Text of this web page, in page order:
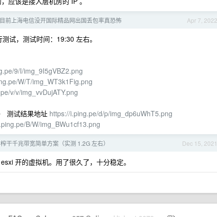
Apr 7, 2022
目前上海电信没开国际精品网出国丢包率真恐怖
试，测试时间：19:30 左右。
9/I/img_9I5gVBZ2.png
W/T/img_WT3k1Fig.png
v/v/img_vvDujATY.png
测试结果地址 https://i.ping.pe/d/p/img_dp6uWhT5.png
B/W/img_BWu1cf13.png
Dec 15, 2021
干千兆带宽简单方案（实测 1.2G 左右）
开的虚拟机。用了很久了，十分稳定。